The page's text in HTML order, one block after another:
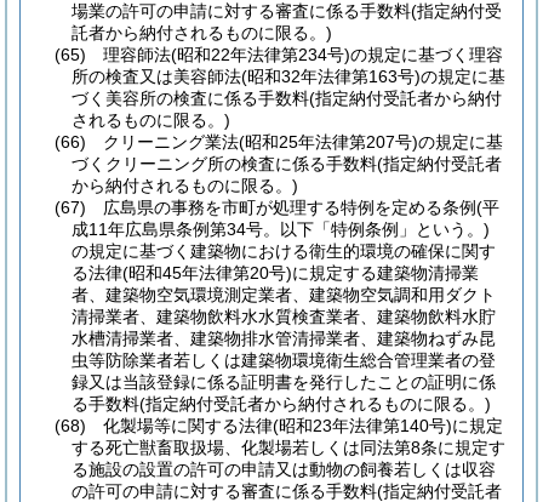
場業の許可の申請に対する審査に係る手数料(指定納付受
託者から納付されるものに限る。)
(65)
理容師法(昭和22年法律第234号)の規定に基づく理容
所の検査又は美容師法(昭和32年法律第163号)の規定に基
づく美容所の検査に係る手数料(指定納付受託者から納付
されるものに限る。)
(66)
クリーニング業法(昭和25年法律第207号)の規定に基
づくクリーニング所の検査に係る手数料(指定納付受託者
から納付されるものに限る。)
(67)
広島県の事務を市町が処理する特例を定める条例(平
成11年広島県条例第34号。以下「特例条例」という。)
の規定に基づく建築物における衛生的環境の確保に関す
る法律(昭和45年法律第20号)に規定する建築物清掃業
者、建築物空気環境測定業者、建築物空気調和用ダクト
清掃業者、建築物飲料水水質検査業者、建築物飲料水貯
水槽清掃業者、建築物排水管清掃業者、建築物ねずみ昆
虫等防除業者若しくは建築物環境衛生総合管理業者の登
録又は当該登録に係る証明書を発行したことの証明に係
る手数料(指定納付受託者から納付されるものに限る。)
(68)
化製場等に関する法律(昭和23年法律第140号)に規定
する死亡獣畜取扱場、化製場若しくは同法第8条に規定す
る施設の設置の許可の申請又は動物の飼養若しくは収容
の許可の申請に対する審査に係る手数料(指定納付受託者